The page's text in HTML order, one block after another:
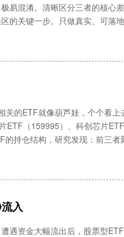
易混淆。清晰区分三者的核心
的关键一步。只做真实、可落
关的ETF就像葫芦娃，个个看
ETF（159995）、科创芯片
的持仓结构，研究发现：前三
入
遇资金大幅流出后，股票型